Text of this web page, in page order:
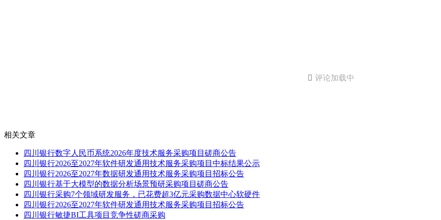
 评论加载中
相关文章
四川银行数字人民币系统2026年度技术服务采购项目磋商公告
四川银行2026至2027年软件研发通用技术服务采购项目中标结果公示
四川银行2026至2027年数据研发通用技术服务采购项目招标公告
四川银行基于大模型的数据分析场景预研采购项目磋商公告
四川银行采购7个领域研发服务，已花费超3亿元采购数据中心软硬件
四川银行2026至2027年软件研发通用技术服务采购项目招标公告
四川银行敏捷BI工具项目竞争性磋商采购